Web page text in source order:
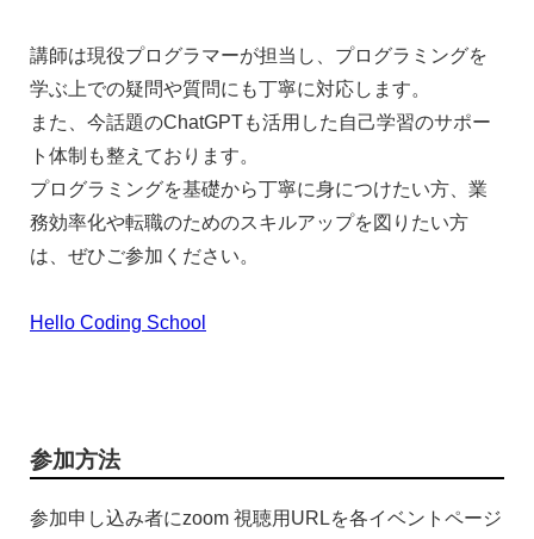
講師は現役プログラマーが担当し、プログラミングを
学ぶ上での疑問や質問にも丁寧に対応します。
また、今話題のChatGPTも活用した自己学習のサポー
ト体制も整えております。
プログラミングを基礎から丁寧に身につけたい方、業
務効率化や転職のためのスキルアップを図りたい方
は、ぜひご参加ください。
Hello Coding School
参加方法
参加申し込み者にzoom 視聴用URLを各イベントページ